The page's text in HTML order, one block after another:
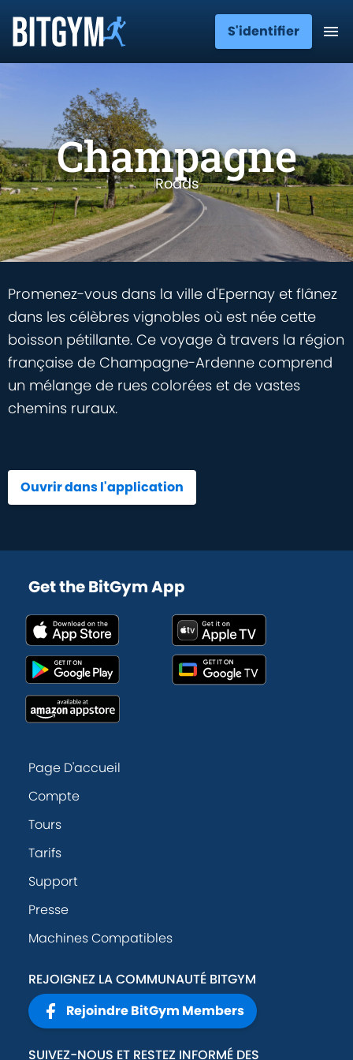
S'identifier
Champagne
Roads
Promenez-vous dans la ville d'Epernay et flânez
dans les célèbres vignobles où est née cette
boisson pétillante. Ce voyage à travers la région
française de Champagne-Ardenne comprend
un mélange de rues colorées et de vastes
chemins ruraux.
Ouvrir dans l'application
Get the BitGym App
Page D'accueil
Compte
Tours
Tarifs
Support
Presse
Machines Compatibles
REJOIGNEZ LA COMMUNAUTÉ BITGYM
Rejoindre BitGym Members
SUIVEZ-NOUS ET RESTEZ INFORMÉ DES